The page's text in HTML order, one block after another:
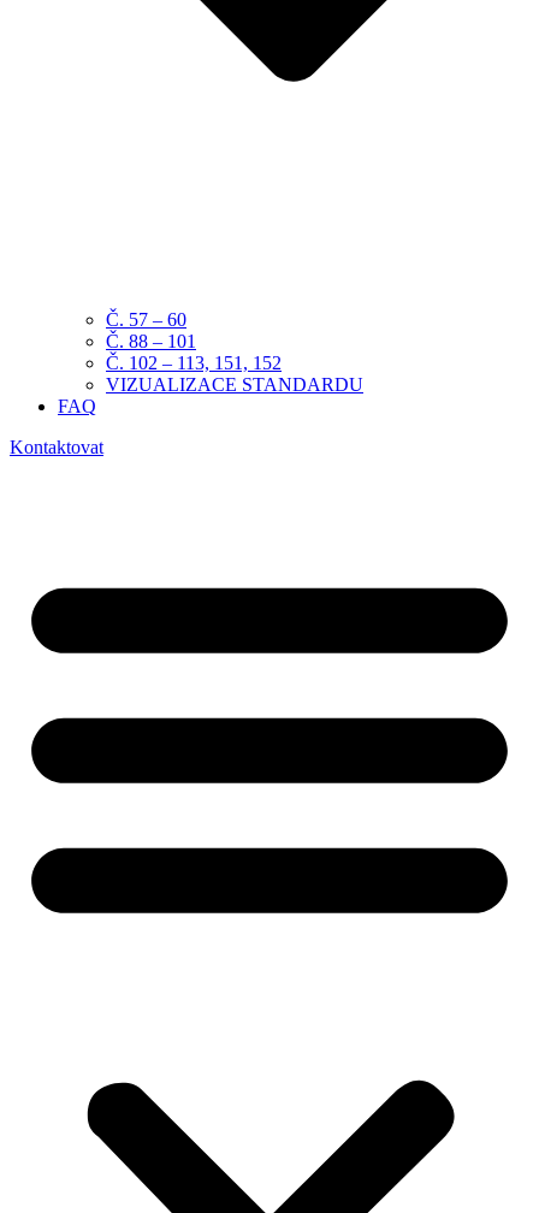
Č. 57 – 60
Č. 88 – 101
Č. 102 – 113, 151, 152
VIZUALIZACE STANDARDU
FAQ
Kontaktovat